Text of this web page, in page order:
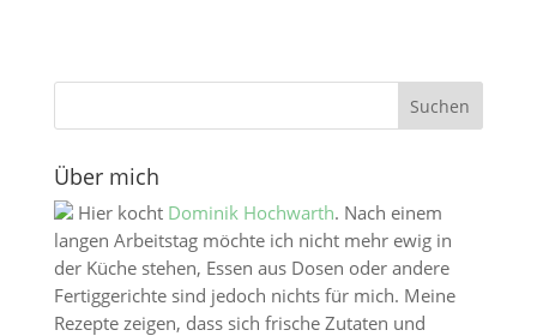
Über mich
Hier kocht Dominik Hochwarth. Nach einem
langen Arbeitstag möchte ich nicht mehr ewig in
der Küche stehen, Essen aus Dosen oder andere
Fertiggerichte sind jedoch nichts für mich. Meine
Rezepte zeigen, dass sich frische Zutaten und